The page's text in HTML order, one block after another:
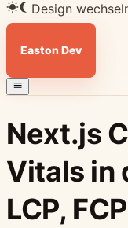
Design
Easton Dev
Next.js
Vitals in
LCP,